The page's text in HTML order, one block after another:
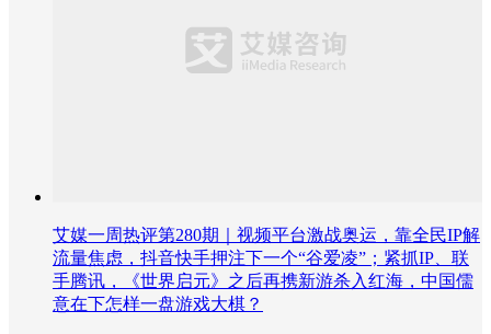
艾媒一周热评第280期｜视频平台激战奥运，靠全民IP解
流量焦虑，抖音快手押注下一个“谷爱凌”；紧抓IP、联
手腾讯，《世界启元》之后再携新游杀入红海，中国儒
意在下怎样一盘游戏大棋？